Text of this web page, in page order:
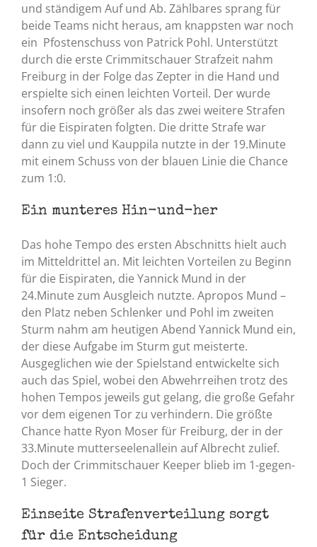
und ständigem Auf und Ab. Zählbares sprang für
beide Teams nicht heraus, am knappsten war noch
ein Pfostenschuss von Patrick Pohl. Unterstützt
durch die erste Crimmitschauer Strafzeit nahm
Freiburg in der Folge das Zepter in die Hand und
erspielte sich einen leichten Vorteil. Der wurde
insofern noch größer als das zwei weitere Strafen
für die Eispiraten folgten. Die dritte Strafe war
dann zu viel und Kauppila nutzte in der 19.Minute
mit einem Schuss von der blauen Linie die Chance
zum 1:0.
Ein munteres Hin-und-her
Das hohe Tempo des ersten Abschnitts hielt auch
im Mitteldrittel an. Mit leichten Vorteilen zu Beginn
für die Eispiraten, die Yannick Mund in der
24.Minute zum Ausgleich nutzte. Apropos Mund –
den Platz neben Schlenker und Pohl im zweiten
Sturm nahm am heutigen Abend Yannick Mund ein,
der diese Aufgabe im Sturm gut meisterte.
Ausgeglichen wie der Spielstand entwickelte sich
auch das Spiel, wobei den Abwehrreihen trotz des
hohen Tempos jeweils gut gelang, die große Gefahr
vor dem eigenen Tor zu verhindern. Die größte
Chance hatte Ryon Moser für Freiburg, der in der
33.Minute mutterseelenallein auf Albrecht zulief.
Doch der Crimmitschauer Keeper blieb im 1-gegen-
1 Sieger.
Einseite Strafenverteilung sorgt
für die Entscheidung